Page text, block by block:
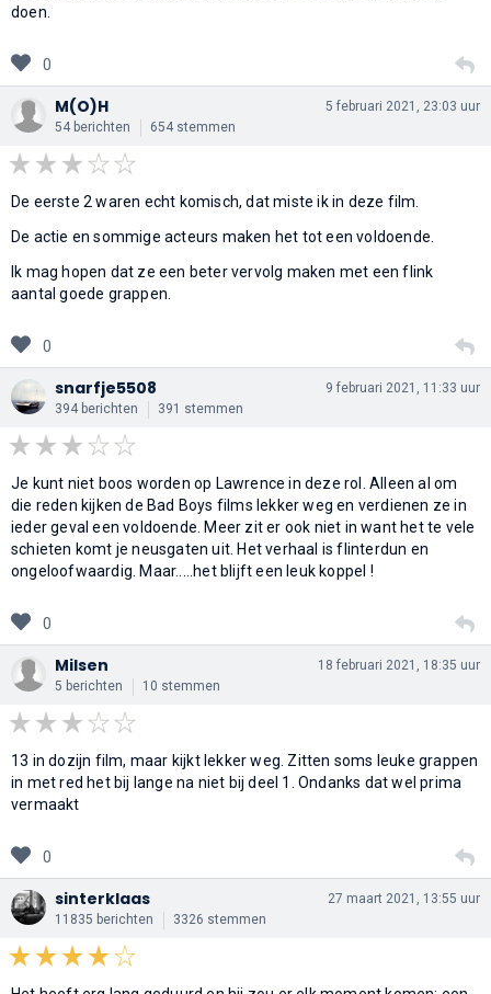
doen.
0
M(O)H
54 berichten 654 stemmen
5 februari 2021, 23:03 uur
De eerste 2 waren echt komisch, dat miste ik in deze film.
De actie en sommige acteurs maken het tot een voldoende.
Ik mag hopen dat ze een beter vervolg maken met een flink
aantal goede grappen.
0
snarfje5508
394 berichten 391 stemmen
9 februari 2021, 11:33 uur
Je kunt niet boos worden op Lawrence in deze rol. Alleen al om
die reden kijken de Bad Boys films lekker weg en verdienen ze in
ieder geval een voldoende. Meer zit er ook niet in want het te vele
schieten komt je neusgaten uit. Het verhaal is flinterdun en
ongeloofwaardig. Maar.....het blijft een leuk koppel !
0
Milsen
5 berichten 10 stemmen
18 februari 2021, 18:35 uur
13 in dozijn film, maar kijkt lekker weg. Zitten soms leuke grappen
in met red het bij lange na niet bij deel 1. Ondanks dat wel prima
vermaakt
0
sinterklaas
11835 berichten 3326 stemmen
27 maart 2021, 13:55 uur